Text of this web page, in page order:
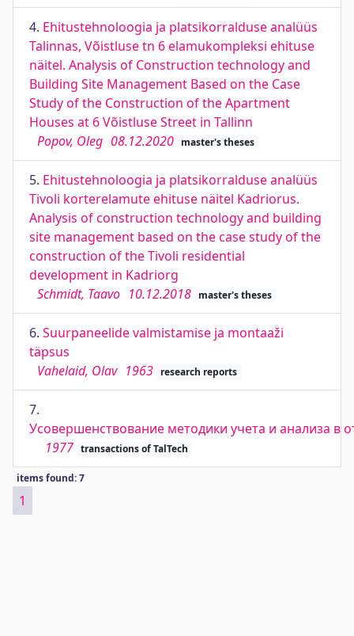
4. Ehitustehnoloogia ja platsikorralduse analüüs
Talinnas, Võistluse tn 6 elamukompleksi ehituse
näitel. Analysis of Construction technology and
Building Site Management Based on the Case
Study of the Construction of the Apartment
Houses at 6 Võistluse Street in Tallinn
Popov, Oleg 08.12.2020 master's theses
5. Ehitustehnoloogia ja platsikorralduse analüüs
Tivoli korterelamute ehituse näitel Kadriorus.
Analysis of construction technology and building
site management based on the case study of the
construction of the Tivoli residential
development in Kadriorg
Schmidt, Taavo 10.12.2018 master's theses
6. Suurpaneelide valmistamise ja montaaži
täpsus
Vahelaid, Olav 1963 research reports
7.
Усовершенствование методики учета и анализа в
1977 transactions of TalTech
items found: 7
1